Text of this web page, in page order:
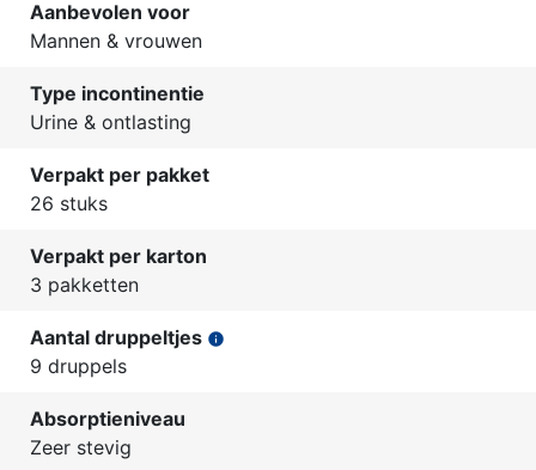
Aanbevolen voor
Mannen & vrouwen
Type incontinentie
Urine & ontlasting
Verpakt per pakket
26 stuks
Verpakt per karton
3 pakketten
Aantal druppeltjes info
9 druppels
Absorptieniveau
Zeer stevig